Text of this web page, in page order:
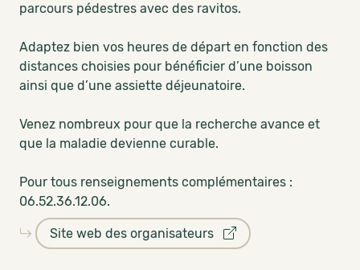
parcours pédestres avec des ravitos.
Adaptez bien vos heures de départ en fonction des
distances choisies pour bénéficier d’une boisson
ainsi que d’une assiette déjeunatoire.
Venez nombreux pour que la recherche avance et
que la maladie devienne curable.
Pour tous renseignements complémentaires :
06.52.36.12.06.
Site web des organisateurs